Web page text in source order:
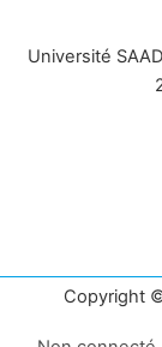
Université
Copyright